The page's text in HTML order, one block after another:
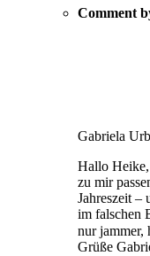
Comment
Gabriela
Hallo Heike,
zu mir
Jahreszeit –
im falschen
nur jammer,
Grüße